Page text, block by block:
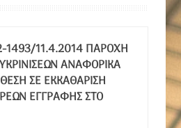
1493/11.4.2014 ΠΑΡΟΧΉ
ΑΝΑΦΟΡΙΚΆ
ΣΕ ΕΚΚΑΘΆΡΙΣΗ
ΕΓΓΡΑΦΉΣ ΣΤΟ